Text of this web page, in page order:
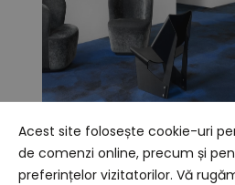
Acest site folosește cookie-uri
de comenzi online, precum și
preferințelor vizitatorilor. Vă